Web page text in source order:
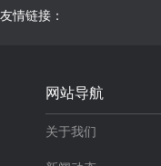
友情链接：
网站导航
关于我们